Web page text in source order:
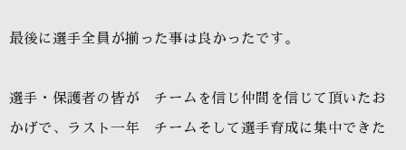
最後に選手全員が揃った事は良かったです。
選手・保護者の皆が チームを信じ仲間を信じて頂いたお
かげで、ラスト一年 チームそして選手育成に集中できた